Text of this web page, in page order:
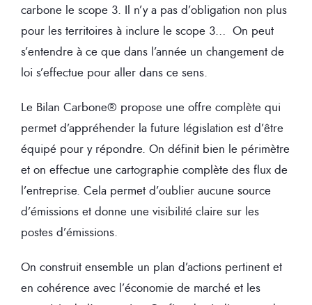
carbone le scope 3. Il n’y a pas d’obligation non plus
pour les territoires à inclure le scope 3… On peut
s’entendre à ce que dans l’année un changement de
loi s’effectue pour aller dans ce sens.
Le Bilan Carbone® propose une offre complète qui
permet d’appréhender la future législation est d’être
équipé pour y répondre. On définit bien le périmètre
et on effectue une cartographie complète des flux de
l’entreprise. Cela permet d’oublier aucune source
d’émissions et donne une visibilité claire sur les
postes d’émissions.
On construit ensemble un plan d’actions pertinent et
en cohérence avec l’économie de marché et les